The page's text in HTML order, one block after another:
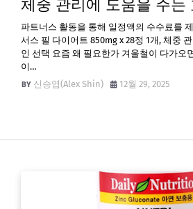
체중 관리에 도움을 주는
파트너스 활동을 통해 일정액의 수수료를
서스 필 다이어트 850mg x 28정 1개, 체중
인 선택 요즘 왜 필요한가 겨울철이 다가오
이…
신승엽(Alex Shin)
12월 29, 2025